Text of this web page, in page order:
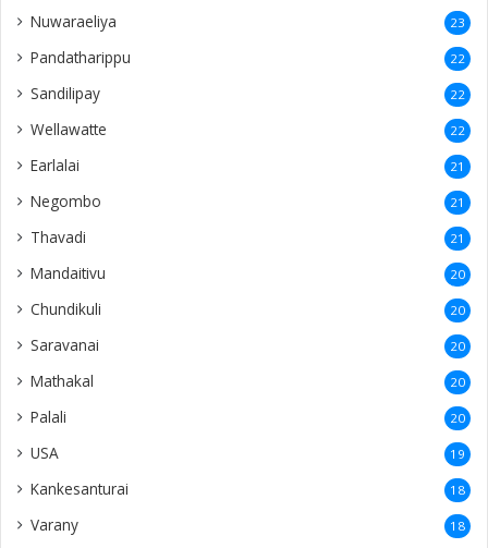
Nuwaraeliya 23
Pandatharippu 22
Sandilipay 22
Wellawatte 22
Earlalai 21
Negombo 21
Thavadi 21
Mandaitivu 20
Chundikuli 20
Saravanai 20
Mathakal 20
Palali 20
USA 19
Kankesanturai 18
Varany 18